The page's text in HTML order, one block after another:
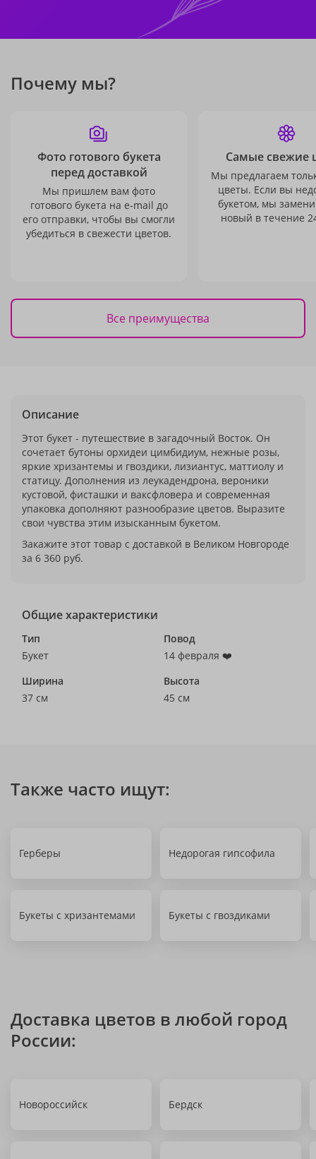
Почему мы?
Фото готового букета
перед доставкой
Мы пришлем вам фото
готового букета на e-mail до
его отправки, чтобы вы смогли
убедиться в свежести цветов.
Самые свежие
Мы предлагаем
цветы. Если вы
букетом, мы
новый в течение
Все преимущества
Описание
Этот букет - путешествие в загадочный Восток. Он
сочетает бутоны орхидеи цимбидиум, нежные розы,
яркие хризантемы и гвоздики, лизиантус, маттиолу и
статицу. Дополнения из леукадендрона, вероники
кустовой, фисташки и ваксфловера и современная
упаковка дополняют разнообразие цветов. Выразите
свои чувства этим изысканным букетом.
Закажите этот товар с доставкой в Великом Новгороде
за 6 360 руб.
Общие характеристики
Тип
Букет
Повод
14 февраля ❤️
Ширина
37 см
Высота
45 см
Также часто ищут:
Герберы Недорогая гипсофила
Букеты с хризантемами Букеты с гвоздиками
Доставка цветов в любой город
России:
Новороссийск Бердск